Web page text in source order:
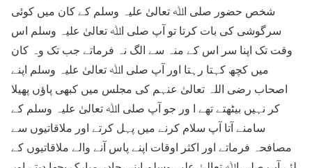
شخص حضور صلی اﷲ تعالیٰ علیہ وسلم کے کان میں کوئی
سرگوشی کی بات کرتا تو آپ صلی اﷲ تعالیٰ علیہ وسلم اس
وقت تک اپنا سر اس کے منہ سے الگ نہ فرماتے جب تک وہ کان
میں کچھ کہتا رہتا اور آپ صلی اﷲ تعالیٰ علیہ وسلم اپنے
اصحاب رضی اللہ تعالیٰ عنہم کی مجلس میں کبھی پاؤں پھیلا
کر نہیں بیٹھتے تھے ا ور جو آپ صلی اﷲ تعالیٰ علیہ وسلم کے
سامنے آتا آپ سلام کرنے میں پہل کرتے اور ملاقاتیوں سے
مصافحہ فرماتے اور اکثر اوقات اپنے پاس آنے والے ملاقاتیوں کے